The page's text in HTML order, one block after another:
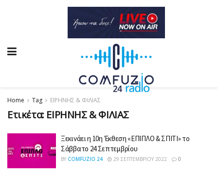
Home Tag ΕΙΡΗΝΗΣ & ΦΙΛΙΑΣ
Ετικέτα: ΕΙΡΗΝΗΣ & ΦΙΛΙΑΣ
Ξεκινάει η 10η Έκθεση «ΕΠΙΠΛΟ & ΣΠΙΤΙ» το
Σάββατο 24 Σεπτεμβρίου
BY COMFUZIO 24 29 ΣΕΠΤΕΜΒΡΊΟΥ 2022 0